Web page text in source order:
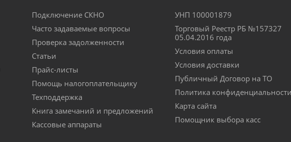
Подключение СКНО
Часто задаваемые вопросы
Проверка задолженности
Статьи
Прайс-листы
Помощь налогоплательщику
Техподдержка
Книга замечаний и предложений
Кассовые аппараты
УНП 100001879
Торговый Реестр РБ №157327
05.04.2016 года
Условия оплаты
Условия доставки
Публичный Договор на ТО
Политика конфиденциальности
Карта сайта
Помощник выбора касс